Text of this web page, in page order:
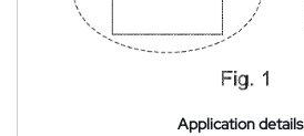
Application details